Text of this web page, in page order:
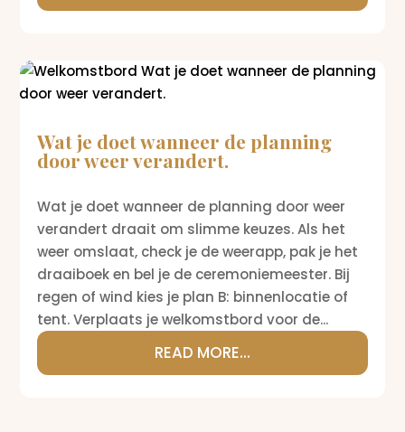
Wat je doet wanneer de planning
door weer verandert.
Wat je doet wanneer de planning door weer
verandert draait om slimme keuzes. Als het
weer omslaat, check je de weerapp, pak je het
draaiboek en bel je de ceremoniemeester. Bij
regen of wind kies je plan B: binnenlocatie of
tent. Verplaats je welkomstbord voor de...
READ MORE...